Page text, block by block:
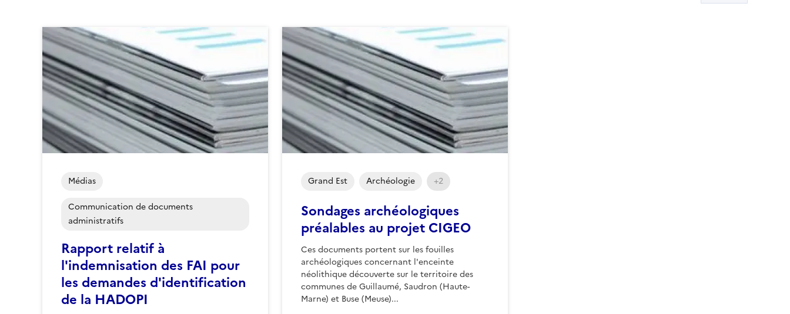
Rapport relatif à
l'indemnisation des FAI pour
les demandes d'identification
de la HADOPI
Médias
Communication de documents
administratifs
Sondages archéologiques
préalables au projet CIGEO
Ces documents portent sur les fouilles
archéologiques concernant l'enceinte
néolithique découverte sur le territoire des
communes de Guillaumé, Saudron (Haute-
Marne) et Buse (Meuse)...
Grand Est Archéologie +2